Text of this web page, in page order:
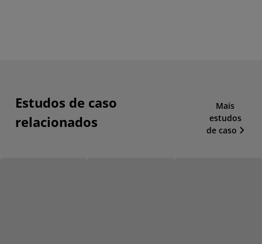
Estudos de caso
relacionados
Mais
estudos
de caso